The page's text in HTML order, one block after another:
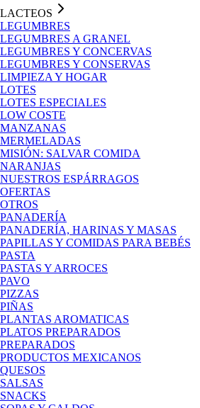
LACTEOS
LEGUMBRES
LEGUMBRES A GRANEL
LEGUMBRES Y CONCERVAS
LEGUMBRES Y CONSERVAS
LIMPIEZA Y HOGAR
LOTES
LOTES ESPECIALES
LOW COSTE
MANZANAS
MERMELADAS
MISIÓN: SALVAR COMIDA
NARANJAS
NUESTROS ESPÁRRAGOS
OFERTAS
OTROS
PANADERÍA
PANADERÍA, HARINAS Y MASAS
PAPILLAS Y COMIDAS PARA BEBÉS
PASTA
PASTAS Y ARROCES
PAVO
PIZZAS
PIÑAS
PLANTAS AROMATICAS
PLATOS PREPARADOS
PREPARADOS
PRODUCTOS MEXICANOS
QUESOS
SALSAS
SNACKS